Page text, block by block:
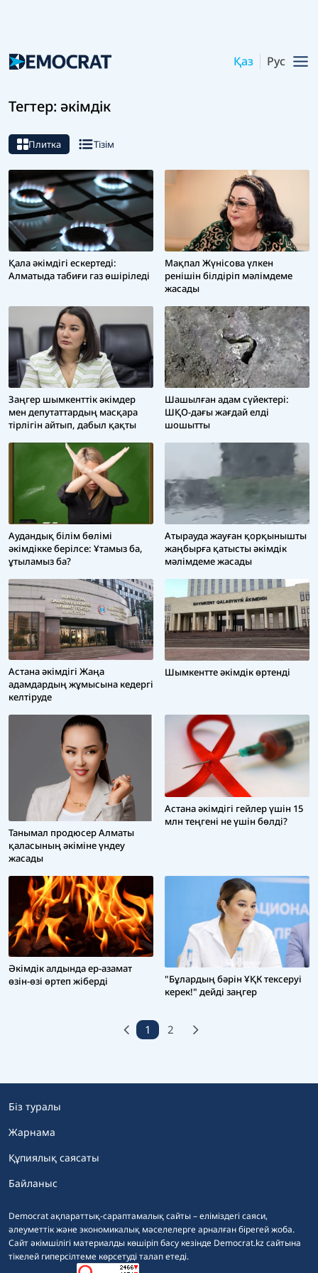
Қаз Рус
Тегтер: әкімдік
Плитка Тізім
Қала әкімдігі ескертеді:
Алматыда табиғи газ өшіріледі
Мақпал Жүнісова үлкен
ренішін білдіріп мәлімдеме
жасады
Заңгер шымкенттік әкімдер
мен депутаттардың масқара
тірлігін айтып, дабыл қақты
Шашылған адам сүйектері:
ШҚО-дағы жағдай елді
шошытты
Аудандық білім бөлімі
әкімдікке берілсе: Ұтамыз ба,
ұтыламыз ба?
Атырауда жауған қорқынышты
жаңбырға қатысты әкімдік
мәлімдеме жасады
Астана әкімдігі Жаңа
адамдардың жұмысына кедергі
келтіруде
Шымкентте әкімдік өртенді
Танымал продюсер Алматы
қаласының әкіміне үндеу
жасады
Астана әкімдігі гейлер үшін 15
млн теңгені не үшін бөлді?
Әкімдік алдында ер-азамат
өзін-өзі өртеп жіберді
"Бұлардың бәрін ҰҚК тексеруі
керек!" дейді заңгер
1 2
Democrat ақпараттық-сараптамалық сайты – еліміздегі саяси,
әлеуметтік және экономикалық мәселелерге арналған бірегей жоба.
Сайт әкімшілігі материалды көшіріп басу кезінде Democrat.kz сайтына
тікелей гиперсілтеме көрсетуді талап етеді.
Біз туралы
Жарнама
Құпиялық саясаты
Байланыс